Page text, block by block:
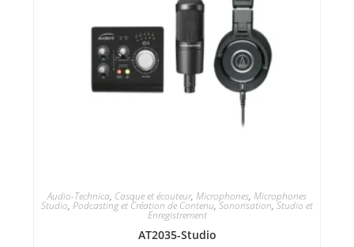
Audio-Technica, Casque et écouteur, Microphones, Microphones
Studio, Podcasting et Création de Contenu, Sonorisation, Studio et
Enregistrement
AT2035-Studio